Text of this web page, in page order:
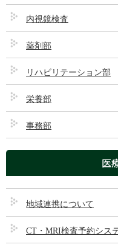
概要
乳腺外科では、乳腺疾患、
マンモグラフィや超音波検
はわからないような早期の
乳腺外科では、患者さんの
を行うよう努めています。
循環器内科
内視鏡検査
薬剤部
リハビリテーション部
栄養部
事務部
医
地域連携について
CT・MRI検査予約シス